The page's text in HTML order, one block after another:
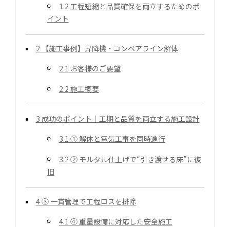
1.2 工程短縮と品質確保を両立するためのポ
イント
2 【施工事例】昇降機・コンベアライン解体
2.1 お客様のご要望
2.2 施工概要
3 成功のポイント｜工期と品質を両立する施工設計
3.1 ① 解体と電気工事を同時進行
3.2 ② モルタル仕上げで“引き渡せる床”に復
旧
4③ 一貫管理で工程ロスを排除
4.1 ④ 重量設備に対応した安全施工